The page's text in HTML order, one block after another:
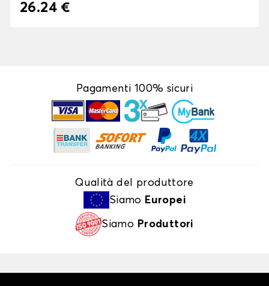
26.24 €
Pagamenti 100% sicuri
Qualità del produttore
Siamo Europei
Siamo Produttori